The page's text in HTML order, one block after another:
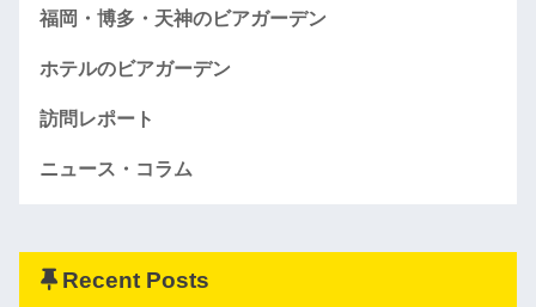
福岡・博多・天神のビアガーデン
ホテルのビアガーデン
訪問レポート
ニュース・コラム
Recent Posts